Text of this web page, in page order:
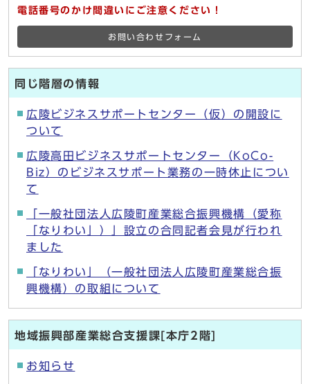
電話番号のかけ間違いにご注意ください！
お問い合わせフォーム
同じ階層の情報
広陵ビジネスサポートセンター（仮）の開設に
ついて
広陵高田ビジネスサポートセンター（KoCo-
Biz）のビジネスサポート業務の一時休止につい
て
「一般社団法人広陵町産業総合振興機構（愛称
「なりわい」）」設立の合同記者会見が行われ
ました
「なりわい」（一般社団法人広陵町産業総合振
興機構）の取組について
地域振興部産業総合支援課[本庁2階]
お知らせ